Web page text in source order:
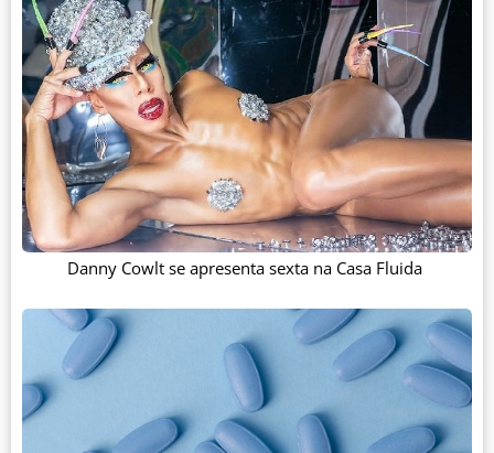
Danny Cowlt se apresenta sexta na Casa Fluida